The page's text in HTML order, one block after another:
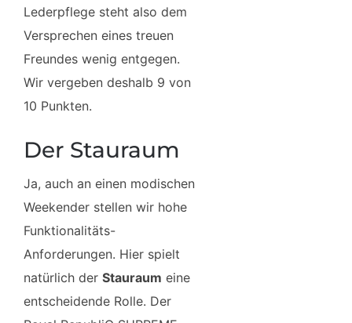
Lederpflege steht also dem
Versprechen eines treuen
Freundes wenig entgegen.
Wir vergeben deshalb 9 von
10 Punkten.
Der Stauraum
Ja, auch an einen modischen
Weekender stellen wir hohe
Funktionalitäts-
Anforderungen. Hier spielt
natürlich der Stauraum eine
entscheidende Rolle. Der